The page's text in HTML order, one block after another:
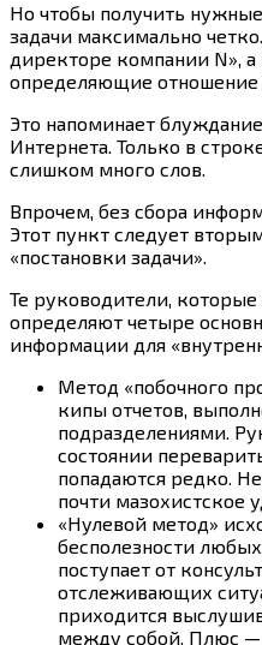
Но чтобы получить
задачи максимально
директоре компании N»,
определяющие отношение
Это напоминает
Интернета. Только в
слишком много слов.
Впрочем, без сбора
Этот пункт следует
«постановки задачи».
Те руководители,
определяют четыре
информации для
Метод «побочного
кипы отчетов,
подразделениями.
состоянии
попадаются редко.
почти мазохистское
«Нулевой метод»
бесполезности
поступает от
отслеживающих
приходится
между собой. Плюс